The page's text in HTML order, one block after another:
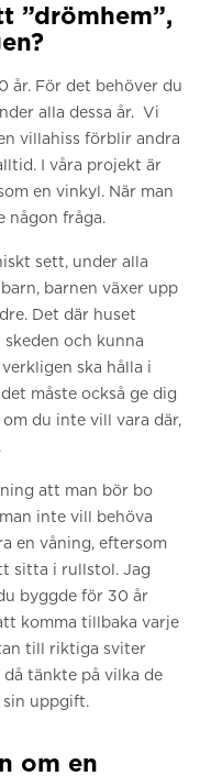
”drömhem”,
år. För det behöver du
alla dessa år. Vi
villahiss förblir andra
I våra projekt är
en vinkyl. När man
någon fråga.
sett, under alla
barnen växer upp
Det där huset
och kunna
ska hålla i
måste också ge dig
du inte vill vara där,
att man bör bo
inte vill behöva
en våning, eftersom
sitta i rullstol. Jag
byggde för 30 år
komma tillbaka varje
till riktiga sviter
tänkte på vilka de
sin uppgift.
om en